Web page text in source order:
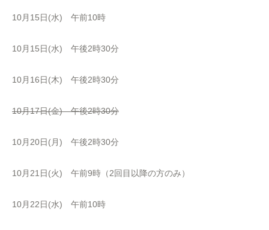
10月15日(水) 午前10時
10月15日(水) 午後2時30分
10月16日(木) 午後2時30分
10月17日(金) 午後2時30分
10月20日(月) 午後2時30分
10月21日(火) 午前9時（2回目以降の方のみ）
10月22日(水) 午前10時